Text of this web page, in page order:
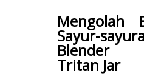
Mengolah
Sayur-
Blender
Tritan Jar